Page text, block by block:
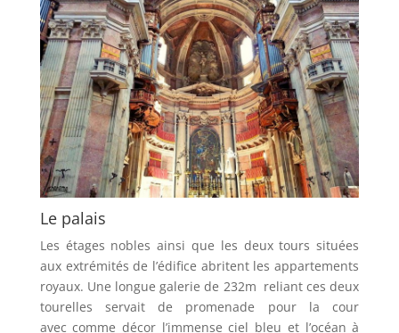
Le palais
Les étages nobles ainsi que les deux tours situées
aux extrémités de l’édifice abritent les appartements
royaux. Une longue galerie de 232m reliant ces deux
tourelles servait de promenade pour la cour
avec comme décor l’immense ciel bleu et l’océan à